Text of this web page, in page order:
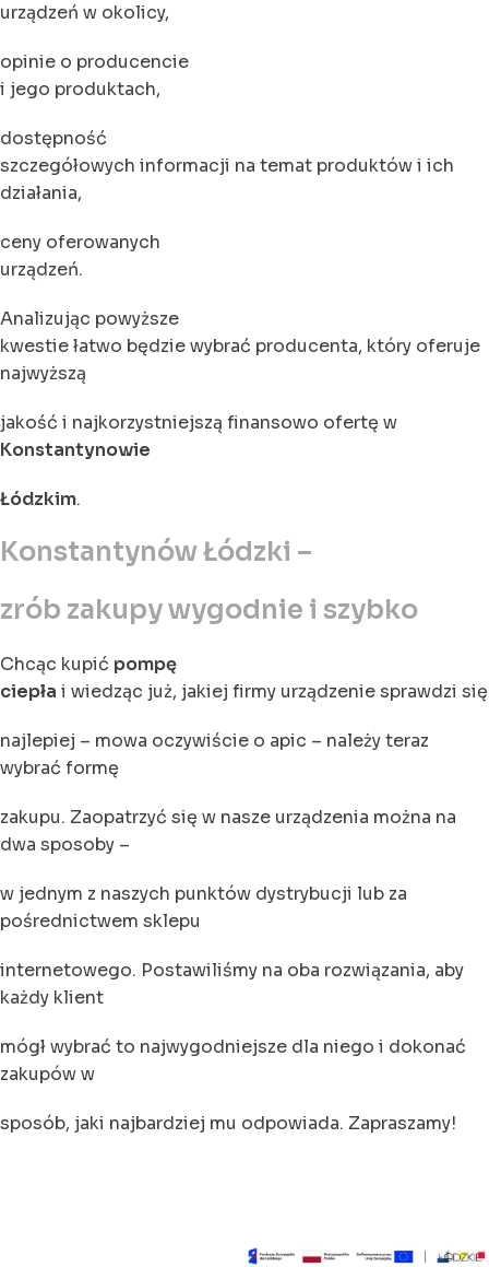
urządzeń w okolicy,
opinie o producencie
i jego produktach,
dostępność
szczegółowych informacji na temat produktów i ich
działania,
ceny oferowanych
urządzeń.
Analizując powyższe
kwestie łatwo będzie wybrać producenta, który oferuje
najwyższą
jakość i najkorzystniejszą finansowo ofertę w
Konstantynowie
Łódzkim.
Konstantynów Łódzki –
zrób zakupy wygodnie i szybko
Chcąc kupić pompę
ciepła i wiedząc już, jakiej firmy urządzenie sprawdzi się
najlepiej – mowa oczywiście o apic – należy teraz
wybrać formę
zakupu. Zaopatrzyć się w nasze urządzenia można na
dwa sposoby –
w jednym z naszych punktów dystrybucji lub za
pośrednictwem sklepu
internetowego. Postawiliśmy na oba rozwiązania, aby
każdy klient
mógł wybrać to najwygodniejsze dla niego i dokonać
zakupów w
sposób, jaki najbardziej mu odpowiada. Zapraszamy!